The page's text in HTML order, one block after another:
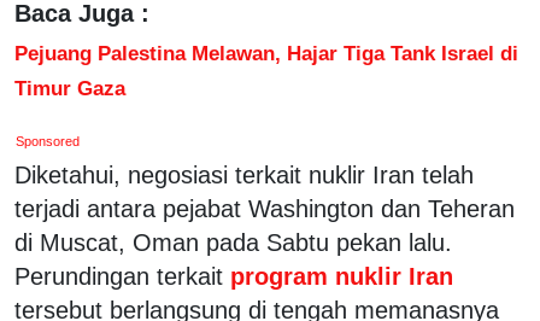
Baca Juga :
Pejuang Palestina Melawan, Hajar Tiga Tank Israel di
Timur Gaza
Sponsored
Diketahui, negosiasi terkait nuklir Iran telah
terjadi antara pejabat Washington dan Teheran
di Muscat, Oman pada Sabtu pekan lalu.
Perundingan terkait program nuklir Iran
tersebut berlangsung di tengah memanasnya